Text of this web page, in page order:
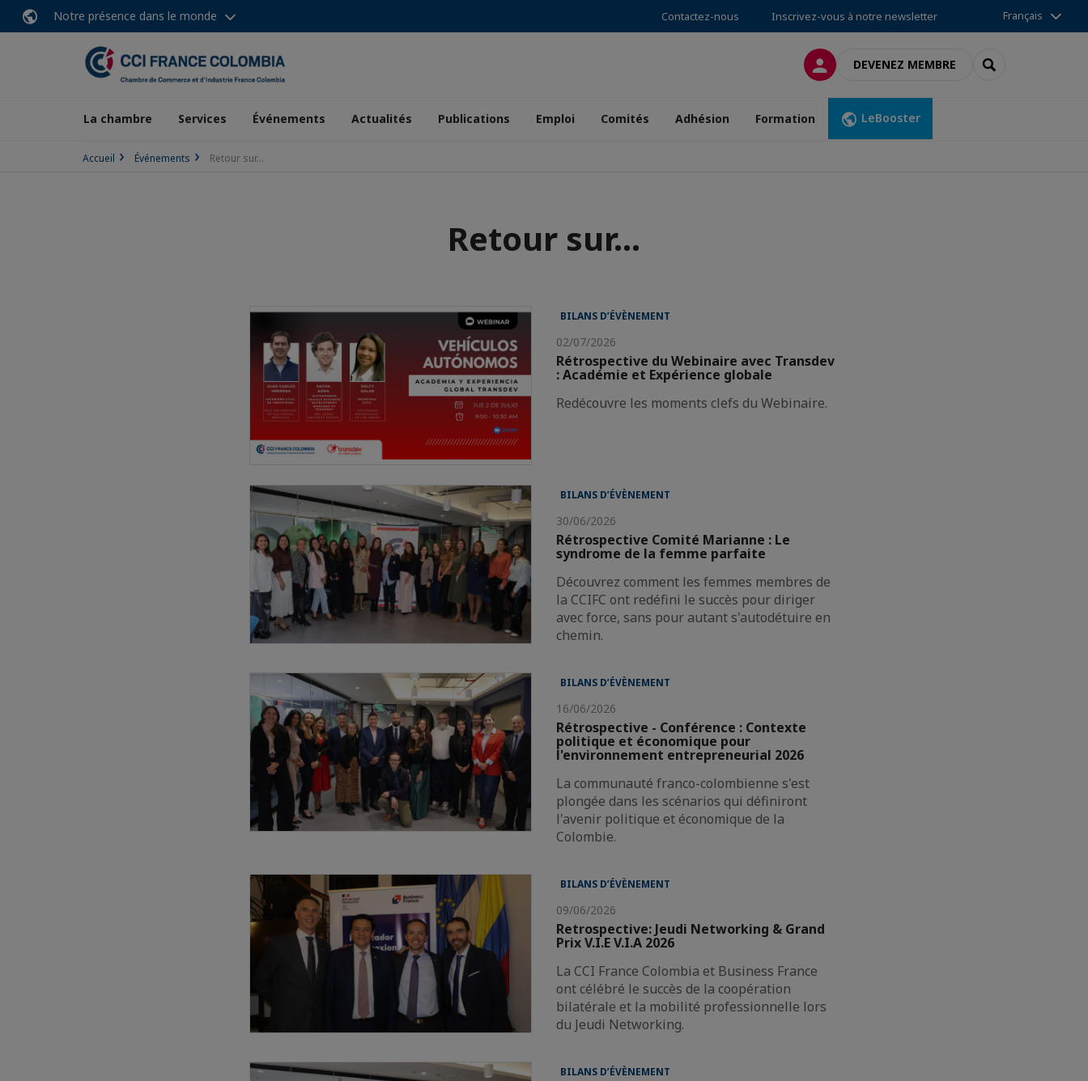
Notre présence dans le monde Contactez-nous Inscrivez-vous à notre newsletter Français
CONNEXIONDEVENEZ MEMBRE RECHERCHER
La chambre Services Événements Actualités Publications Emploi Comités Adhésion Formation LeBooster
Accueil Événements Retour sur...
Retour sur...
BILANS D’ÉVÈNEMENT
02/07/2026
Rétrospective du Webinaire avec Transdev
: Académie et Expérience globale
Redécouvre les moments clefs du Webinaire.
BILANS D’ÉVÈNEMENT
30/06/2026
Rétrospective Comité Marianne : Le
syndrome de la femme parfaite
Découvrez comment les femmes membres de
la CCIFC ont redéfini le succès pour diriger
avec force, sans pour autant s'autodétuire en
chemin.
BILANS D’ÉVÈNEMENT
16/06/2026
Rétrospective - Conférence : Contexte
politique et économique pour
l'environnement entrepreneurial 2026
La communauté franco-colombienne s'est
plongée dans les scénarios qui définiront
l'avenir politique et économique de la
Colombie.
BILANS D’ÉVÈNEMENT
09/06/2026
Retrospective: Jeudi Networking & Grand
Prix V.I.E V.I.A 2026
La CCI France Colombia et Business France
ont célébré le succès de la coopération
bilatérale et la mobilité professionnelle lors
du Jeudi Networking.
BILANS D’ÉVÈNEMENT